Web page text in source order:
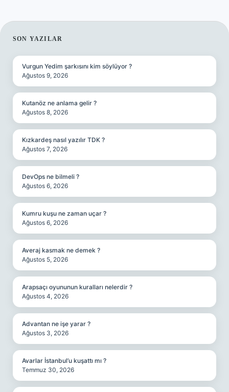
SIDEBAR
SON YAZILAR
Vurgun Yedim şarkısını kim söylüyor ?
Ağustos 9, 2026
Kutanöz ne anlama gelir ?
Ağustos 8, 2026
Kızkardeş nasıl yazılır TDK ?
Ağustos 7, 2026
DevOps ne bilmeli ?
Ağustos 6, 2026
Kumru kuşu ne zaman uçar ?
Ağustos 6, 2026
Averaj kasmak ne demek ?
Ağustos 5, 2026
Arapsaçı oyununun kuralları nelerdir ?
Ağustos 4, 2026
Advantan ne işe yarar ?
Ağustos 3, 2026
Avarlar İstanbul’u kuşattı mı ?
Temmuz 30, 2026